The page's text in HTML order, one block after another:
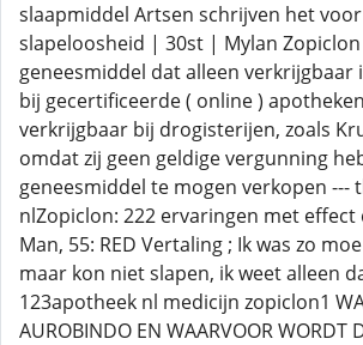
slaapmiddel Artsen schrijven het
slapeloosheid | 30st | Mylan Zopiclon
geneesmiddel dat alleen verkrijgbaar
bij gecertificeerde ( online )
verkrijgbaar bij drogisterijen, zoals
omdat zij geen geldige vergunning
geneesmiddel te mogen verkopen ---
nlZopiclon: 222 ervaringen met effect
Man, 55: RED Vertaling ; Ik was zo
maar kon niet slapen, ik weet alleen
123apotheek nl medicijn zopiclon1
AUROBINDO EN WAARVOOR WORDT